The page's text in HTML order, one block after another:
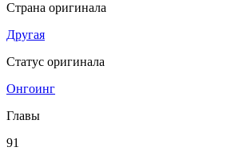
Страна оригинала
Другая
Статус оригинала
Онгоинг
Главы
91